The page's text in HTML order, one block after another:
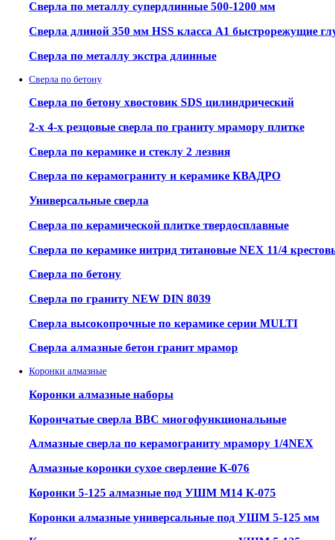
Сверла по металлу супердлинные 500-1200 мм
Сверла длиной 350 мм HSS класса А1 быстрорежущие
Сверла по металлу экстра длинные
Сверла по бетону
Сверла по бетону хвостовик SDS цилиндрический
2-х 4-х резцовые сверла по граниту мрамору плитке
Сверла по керамике и стеклу 2 лезвия
Сверла по керамограниту и керамике КВАДРО
Универсальные сверла
Сверла по керамической плитке твердосплавные
Сверла по керамике нитрид титановые NEX 11/4
Сверла по бетону
Сверла по граниту NEW DIN 8039
Сверла высокопрочные по керамике серии MULTI
Сверла алмазные бетон гранит мрамор
Коронки алмазные
Коронки алмазные наборы
Корончатые сверла ВВС многофункциональные
Алмазные сверла по керамограниту мрамору 1/4NEX
Алмазные коронки сухое сверление К-076
Коронки 5-125 алмазные под УШМ М14 К-075
Коронки алмазные универсальные под УШМ 5-125 мм